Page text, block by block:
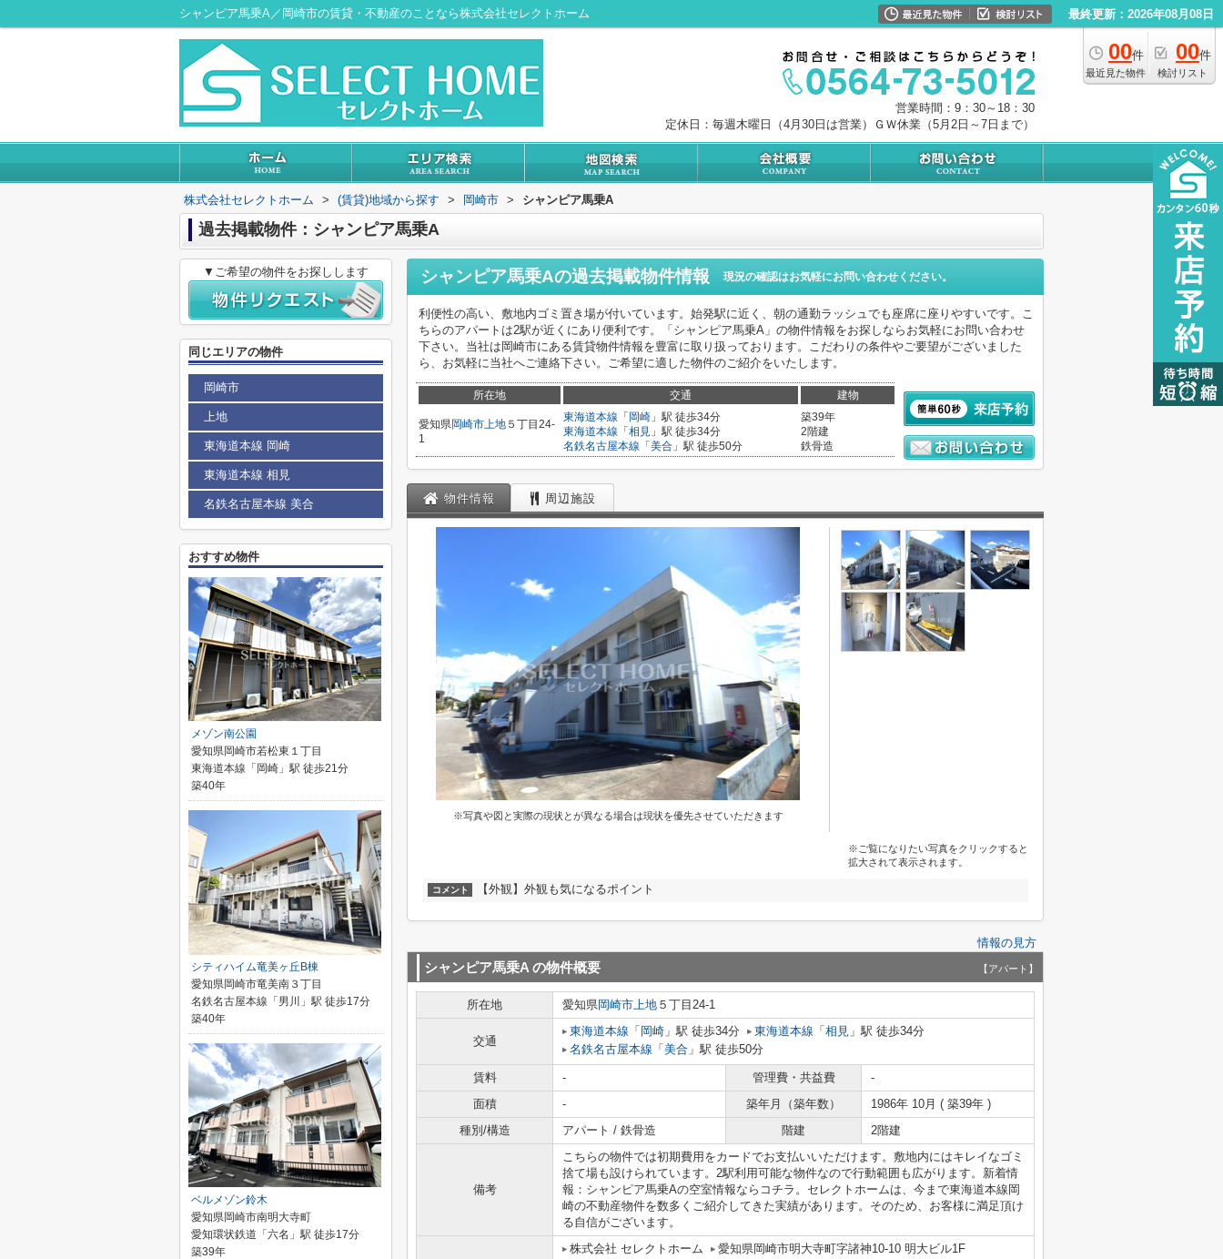
シャンピア馬乗A／岡崎市の賃貸・不動産のことなら株式会社セレクトホーム 最終更新：2026年08月08日
00件
最近見た物件
00件
検討リスト
営業時間：9：30～18：30
定休日：毎週木曜日（4月30日は営業）ＧＷ休業（5月2日～7日まで）
株式会社セレクトホーム > (賃貸)地域から探す > 岡崎市 > シャンピア馬乗A
過去掲載物件：シャンピア馬乗A
シャンピア馬乗Aの過去掲載物件情報 現況の確認はお気軽にお問い合わせください。
利便性の高い、敷地内ゴミ置き場が付いています。始発駅に近く、朝の通勤ラッシュでも座席に座りやすいです。こ
ちらのアパートは2駅が近くにあり便利です。「シャンピア馬乗A」の物件情報をお探しならお気軽にお問い合わせ
下さい。当社は岡崎市にある賃貸物件情報を豊富に取り扱っております。こだわりの条件やご要望がございました
ら、お気軽に当社へご連絡下さい。ご希望に適した物件のご紹介をいたします。
所在地 交通 建物
愛知県岡崎市上地 ５丁目24-
1
東海道本線 「 岡崎 」駅 徒歩34分
東海道本線 「 相見 」駅 徒歩34分
名鉄名古屋本線 「 美合 」駅 徒歩50分
築39年
2階建
鉄骨造
物件情報 周辺施設
※写真や図と実際の現状とが異なる場合は現状を優先させていただきます
※ご覧になりたい写真をクリックすると
拡大されて表示されます。
コメント 【外観】外観も気になるポイント
情報の見方
シャンピア馬乗A の物件概要 【アパート】
所在地 愛知県岡崎市上地 ５丁目24-1
交通
東海道本線 「 岡崎 」駅 徒歩34分 東海道本線 「 相見 」駅 徒歩34分
名鉄名古屋本線 「 美合 」駅 徒歩50分
賃料 - 管理費・共益費
-
面積
- 築年月（築年数）
1986年 10月 ( 築39年 )
種別/構造
アパート / 鉄骨造 階建 2階建
備考
こちらの物件では初期費用をカードでお支払いいただけます。敷地内にはキレイなゴミ
捨て場も設けられています。2駅利用可能な物件なので行動範囲も広がります。新着情
報：シャンピア馬乗Aの空室情報ならコチラ。セレクトホームは、今まで東海道本線岡
崎の不動産物件を数多くご紹介してきた実績があります。そのため、お客様に満足頂け
る自信がございます。
株式会社 セレクトホーム
愛知県岡崎市明大寺町字諸神10-10 明大ビル1F
▼ご希望の物件をお探しします
同じエリアの物件
岡崎市
上地
東海道本線 岡崎
東海道本線 相見
名鉄名古屋本線 美合
おすすめ物件
メゾン南公園
愛知県岡崎市若松東１丁目
東海道本線「岡崎」駅 徒歩21分
築40年
シティハイム竜美ヶ丘B棟
愛知県岡崎市竜美南３丁目
名鉄名古屋本線「男川」駅 徒歩17分
築40年
ベルメゾン鈴木
愛知県岡崎市南明大寺町
愛知環状鉄道「六名」駅 徒歩17分
築39年